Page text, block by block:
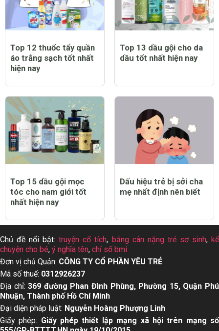
Top 12 thuốc tẩy quần
áo trắng sạch tốt nhất
hiện nay
Top 13 dầu gội cho da
dầu tốt nhất hiện nay
Top 15 dầu gội mọc
tóc cho nam giới tốt
nhất hiện nay
Dấu hiệu trẻ bị sởi cha
mẹ nhất định nên biết
Chủ đề nổi bật:truyện cổ tích, bảng cân nặng trẻ sơ sinh,kể
chuyện cho bé, ý nghĩa tên, chỉ số bmi
Đơn vị chủ Quản: CÔNG TY CỔ PHẦN YÊU TRẺ
Mã số thuế: 0312926237
Địa chỉ:369 đường Phan Đình Phùng, Phường 15, Quận Phú
Nhuận, Thành phố Hồ Chí Minh
Đại diện pháp luật: Nguyễn Hoàng Phượng Linh
Giấy phép: Giấy phép thiết lập mạng xã hội trên mạng số